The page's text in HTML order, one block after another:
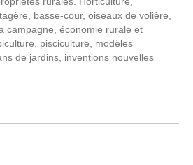
basse-cour, oiseaux de volière,
campagne, économie rurale et
pisciculture, modèles
de jardins, inventions nouvelles